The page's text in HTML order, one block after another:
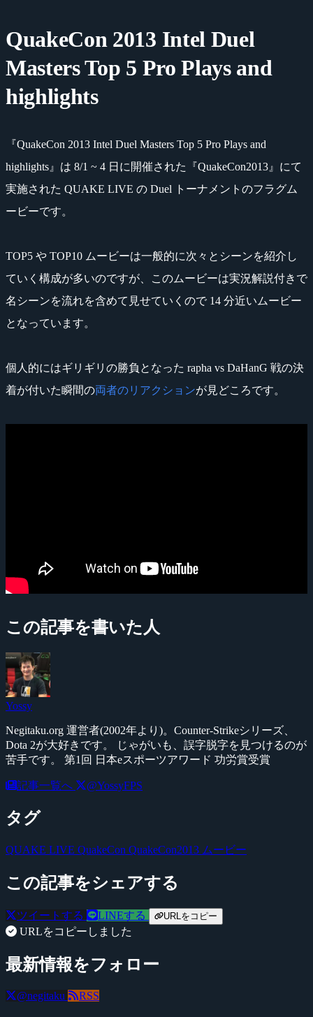
QuakeCon 2013 Intel Duel
Masters Top 5 Pro Plays and
highlights
『QuakeCon 2013 Intel Duel Masters Top 5 Pro Plays and
highlights』は 8/1 ~ 4 日に開催された『QuakeCon2013』にて
実施された QUAKE LIVE の Duel トーナメントのフラグム
ービーです。
TOP5 や TOP10 ムービーは一般的に次々とシーンを紹介し
ていく構成が多いのですが、このムービーは実況解説付きで
名シーンを流れを含めて見せていくので 14 分近いムービー
となっています。
個人的にはギリギリの勝負となった rapha vs DaHanG 戦の決
着が付いた瞬間の両者のリアクションが見どころです。
この記事を書いた人
Yossy
Negitaku.org 運営者(2002年より)。Counter-Strikeシリーズ、
Dota 2が大好きです。 じゃがいも、誤字脱字を見つけるのが
苦手です。 第1回 日本eスポーツアワード 功労賞受賞
記事一覧へ @YossyFPS
タグ
QUAKE LIVE QuakeCon QuakeCon2013 ムービー
この記事をシェアする
ツイートする LINEする URLをコピー
URLをコピーしました
最新情報をフォロー
@negitaku RSS